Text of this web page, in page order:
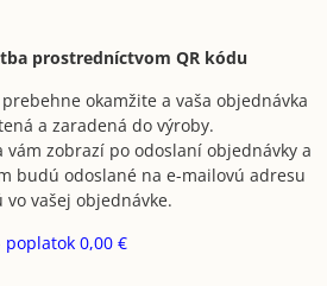
prostredníctvom QR kódu
okamžite a vaša objednávka
a zaradená do výroby.
vám zobrazí po odoslaní objednávky a
budú odoslané na e-mailovú adresu
vo vašej objednávke.
poplatok 0,00 €